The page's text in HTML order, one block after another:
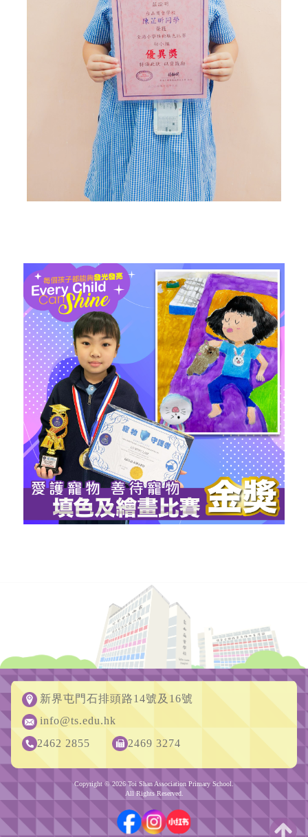
新界屯門石排頭路14號及16號
info@ts.edu.hk
2462 2855
2469 3274
Copyright © 2026 Toi Shan Association Primary School.
All Rights Reserved.